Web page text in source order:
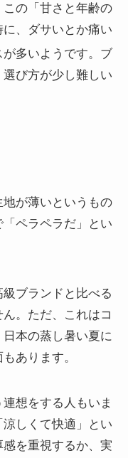
の「甘さと年齢の
、ダサいとか痛い
多いようです。ブ
び方が少し難しい
が薄いというもの
ペラペラだ」とい
ブランドと比べる
。ただ、これはコ
本の蒸し暑い夏に
あります。
想をする人もいま
しくて快適」とい
を重視するか、実